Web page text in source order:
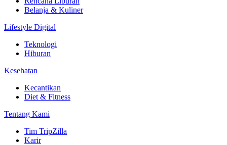
Belanja & Kuliner
Lifestyle Digital
Teknologi
Hiburan
Kesehatan
Kecantikan
Diet & Fitness
Tentang Kami
Tim TripZilla
Karir